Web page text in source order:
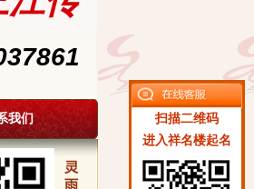
扫描二维码
进入祥名楼起名
我们